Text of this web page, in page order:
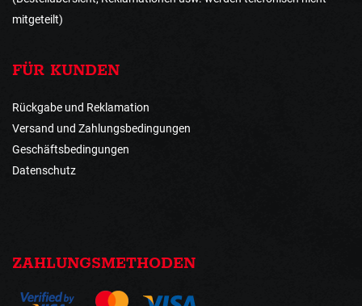
mitgeteilt)
FÜR KUNDEN
Rückgabe und Reklamation
Versand und Zahlungsbedingungen
Geschäftsbedingungen
Datenschutz
ZAHLUNGSMETHODEN